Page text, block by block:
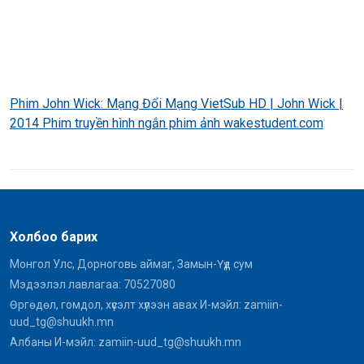
Phim John Wick: Mạng Đổi Mạng VietSub HD | John Wick |
2014 Phim truyền hình ngắn phim ảnh wakestudent.com
Холбоо барих
Монгол Улс, Дорноговь аймаг, Замын-Үүд сум
Мэдээлэл лавлагаа: 70527080
Өргөдөл, гомдол, хүсэлт хүлээн авах И-мэйл: zamiin-
uud_tg@shuukh.mn
Албаны И-мэйл: zamiin-uud_tg@shuukh.mn